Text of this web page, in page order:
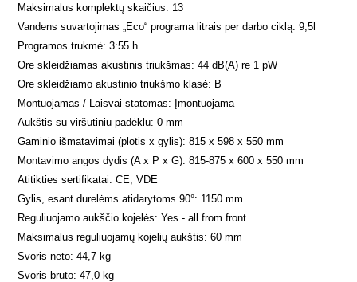
Maksimalus komplektų skaičius: 13
Vandens suvartojimas „Eco“ programa litrais per darbo ciklą: 9,5l
Programos trukmė: 3:55 h
Ore skleidžiamas akustinis triukšmas: 44 dB(A) re 1 pW
Ore skleidžiamo akustinio triukšmo klasė: B
Montuojamas / Laisvai statomas: Įmontuojama
Aukštis su viršutiniu padėklu: 0 mm
Gaminio išmatavimai (plotis x gylis): 815 x 598 x 550 mm
Montavimo angos dydis (A x P x G): 815-875 x 600 x 550 mm
Atitikties sertifikatai: CE, VDE
Gylis, esant durelėms atidarytoms 90°: 1150 mm
Reguliuojamo aukščio kojelės: Yes - all from front
Maksimalus reguliuojamų kojelių aukštis: 60 mm
Svoris neto: 44,7 kg
Svoris bruto: 47,0 kg